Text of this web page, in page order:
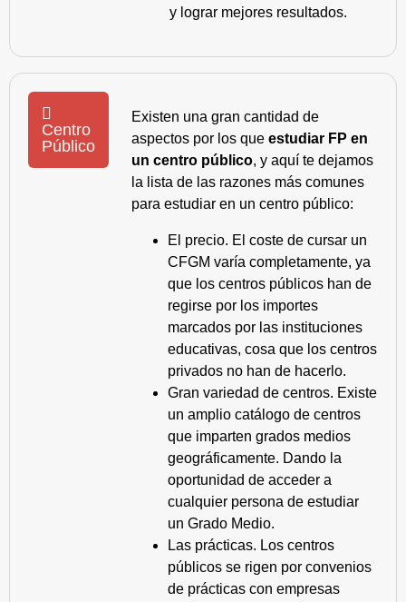
y lograr mejores resultados.
Centro
Público
Existen una gran cantidad de
aspectos por los que estudiar FP en
un centro público, y aquí te dejamos
la lista de las razones más comunes
para estudiar en un centro público:
El precio. El coste de cursar un
CFGM varía completamente, ya
que los centros públicos han de
regirse por los importes
marcados por las instituciones
educativas, cosa que los centros
privados no han de hacerlo.
Gran variedad de centros. Existe
un amplio catálogo de centros
que imparten grados medios
geográficamente. Dando la
oportunidad de acceder a
cualquier persona de estudiar
un Grado Medio.
Las prácticas. Los centros
públicos se rigen por convenios
de prácticas con empresas